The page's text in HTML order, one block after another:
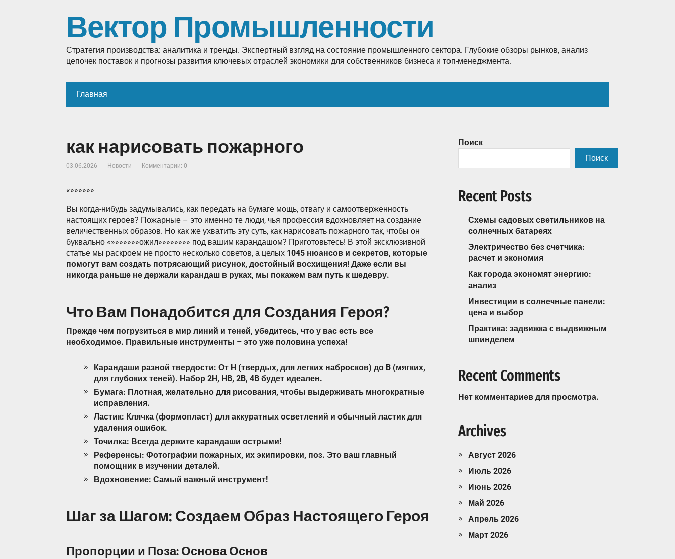
Вектор Промышленности
Стратегия производства: аналитика и тренды. Экспертный взгляд на состояние промышленного сектора. Глубокие обзоры рынков, анализ
цепочек поставок и прогнозы развития ключевых отраслей экономики для собственников бизнеса и топ-менеджмента.
Главная
как нарисовать пожарного
03.06.2026 Новости Комментарии: 0
«»»»»»»
Вы когда-нибудь задумывались, как передать на бумаге мощь, отвагу и самоотверженность
настоящих героев? Пожарные – это именно те люди, чья профессия вдохновляет на создание
величественных образов. Но как же ухватить эту суть, как нарисовать пожарного так, чтобы он
буквально «»»»»»»»ожил»»»»»»»» под вашим карандашом? Приготовьтесь! В этой эксклюзивной
статье мы раскроем не просто несколько советов, а целых 1045 нюансов и секретов, которые
помогут вам создать потрясающий рисунок, достойный восхищения! Даже если вы
никогда раньше не держали карандаш в руках, мы покажем вам путь к шедевру.
Что Вам Понадобится для Создания Героя?
Прежде чем погрузиться в мир линий и теней, убедитесь, что у вас есть все
необходимое. Правильные инструменты – это уже половина успеха!
Карандаши разной твердости: От H (твердых, для легких набросков) до B (мягких,
для глубоких теней). Набор 2H, HB, 2B, 4B будет идеален.
Бумага: Плотная, желательно для рисования, чтобы выдерживать многократные
исправления.
Ластик: Клячка (формопласт) для аккуратных осветлений и обычный ластик для
удаления ошибок.
Точилка: Всегда держите карандаши острыми!
Референсы: Фотографии пожарных, их экипировки, поз. Это ваш главный
помощник в изучении деталей.
Вдохновение: Самый важный инструмент!
Шаг за Шагом: Создаем Образ Настоящего Героя
Пропорции и Поза: Основа Основ
Поиск
Поиск
Recent Posts
Схемы садовых светильников на
солнечных батареях
Электричество без счетчика:
расчет и экономия
Как города экономят энергию:
анализ
Инвестиции в солнечные панели:
цена и выбор
Практика: задвижка с выдвижным
шпинделем
Recent Comments
Нет комментариев для просмотра.
Archives
Август 2026
Июль 2026
Июнь 2026
Май 2026
Апрель 2026
Март 2026